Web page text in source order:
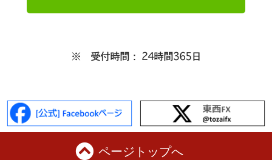
※ 受付時間： 24時間365日
ページトップへ